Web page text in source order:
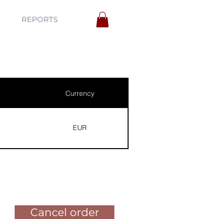
REPORTS
Currency
EUR
Cancel order